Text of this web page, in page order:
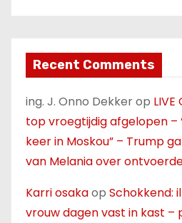
Recent Comments
ing. J. Onno Dekkerop LIVE
top vroegtijdig afgelopen –
keer in Moskou” – Trump
van Melania over
Karri osakaop Schokkend:
vrouw dagen vast in kast –